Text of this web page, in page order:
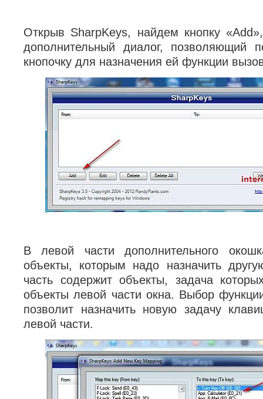
Открыв SharpKeys, найдем кнопку
дополнительный диалог, позволяющий
кнопочку для назначения ей функции
В левой части дополнительного
объекты, которым надо назначить
часть содержит объекты, задача
объекты левой части окна. Выбор
позволит назначить новую задачу
левой части.